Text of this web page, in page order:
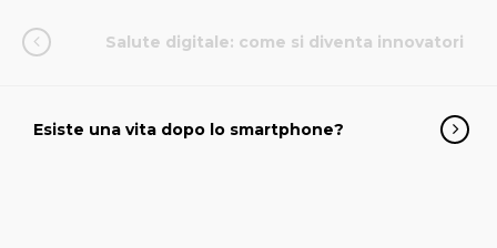
Salute digitale: come si diventa innovatori
Esiste una vita dopo lo smartphone?